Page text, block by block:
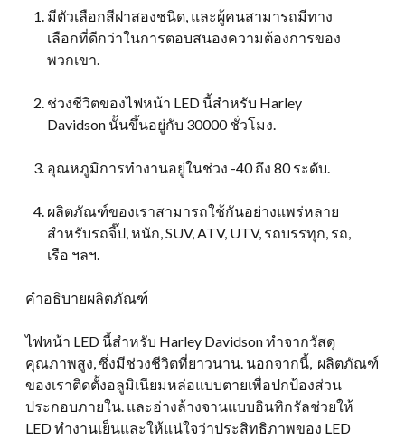
มีตัวเลือกสีฝาสองชนิด, และผู้คนสามารถมีทาง
เลือกที่ดีกว่าในการตอบสนองความต้องการของ
พวกเขา.
ช่วงชีวิตของไฟหน้า LED นี้สำหรับ Harley
Davidson นั้นขึ้นอยู่กับ 30000 ชั่วโมง.
อุณหภูมิการทำงานอยู่ในช่วง -40 ถึง 80 ระดับ.
ผลิตภัณฑ์ของเราสามารถใช้กันอย่างแพร่หลาย
สำหรับรถจี๊ป, หนัก, SUV, ATV, UTV, รถบรรทุก, รถ,
เรือ ฯลฯ.
คำอธิบายผลิตภัณฑ์
ไฟหน้า LED นี้สำหรับ Harley Davidson ทำจากวัสดุ
คุณภาพสูง, ซึ่งมีช่วงชีวิตที่ยาวนาน. นอกจากนี้, ผลิตภัณฑ์
ของเราติดตั้งอลูมิเนียมหล่อแบบตายเพื่อปกป้องส่วน
ประกอบภายใน. และอ่างล้างจานแบบอินทิกรัลช่วยให้
LED ทำงานเย็นและให้แน่ใจว่าประสิทธิภาพของ LED